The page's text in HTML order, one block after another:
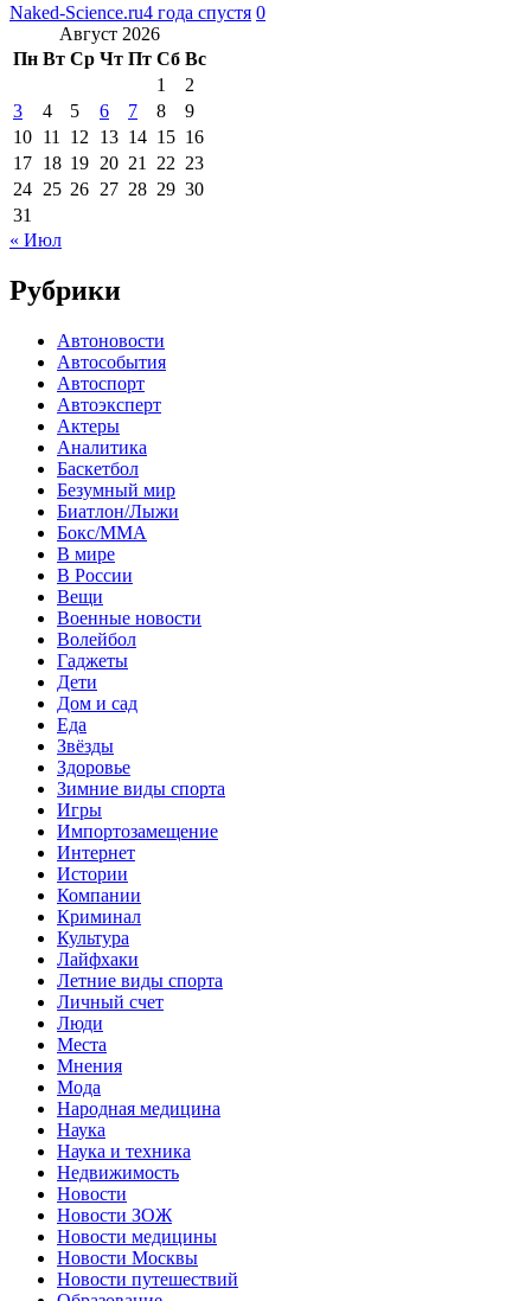
Naked-Science.ru4 года спустя 0
Август 2026
Пн Вт Ср Чт Пт Сб Вс
1
2
3
4 5 6 7 8
9
10 11 12 13 14 15 16
17 18 19 20 21 22 23
24 25 26 27 28 29 30
31
« Июл
Рубрики
Автоновости
Автособытия
Автоспорт
Автоэксперт
Актеры
Аналитика
Баскетбол
Безумный мир
Биатлон/Лыжи
Бокс/MMA
В мире
В России
Вещи
Военные новости
Волейбол
Гаджеты
Дети
Дом и сад
Еда
Звёзды
Здоровье
Зимние виды спорта
Игры
Импортозамещение
Интернет
Истории
Компании
Криминал
Культура
Лайфхаки
Летние виды спорта
Личный счет
Люди
Места
Мнения
Мода
Народная медицина
Наука
Наука и техника
Недвижимость
Новости
Новости ЗОЖ
Новости медицины
Новости Москвы
Новости путешествий